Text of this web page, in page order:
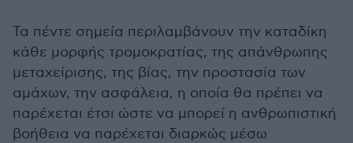
Τα πέντε σημεία περιλαμβάνουν την καταδίκη
κάθε μορφής τρομοκρατίας, της απάνθρωπης
μεταχείρισης, της βίας, την προστασία των
αμάχων, την ασφάλεια, η οποία θα πρέπει να
παρέχεται έτσι ώστε να μπορεί η ανθρωπιστική
βοήθεια να παρέχεται διαρκώς μέσω